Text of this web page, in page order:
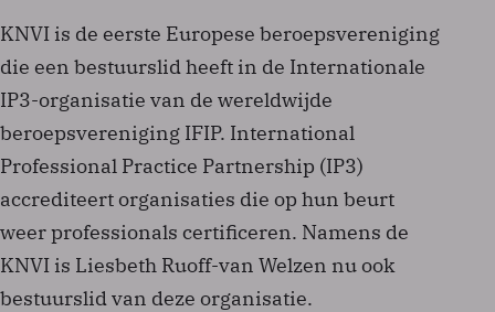
KNVI is de eerste Europese beroepsvereniging
die een bestuurslid heeft in de Internationale
IP3-organisatie van de wereldwijde
beroepsvereniging IFIP. International
Professional Practice Partnership (IP3)
accrediteert organisaties die op hun beurt
weer professionals certificeren. Namens de
KNVI is Liesbeth Ruoff-van Welzen nu ook
bestuurslid van deze organisatie.